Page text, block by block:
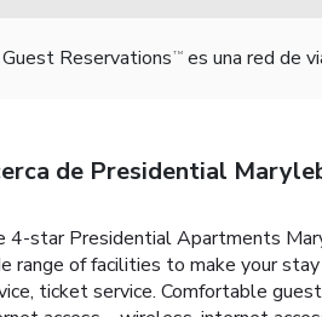
Guest Reservations TM es una red de
de Presidential
4-star Presidential Apartments
range of facilities to make your
ticket service. Comfortable